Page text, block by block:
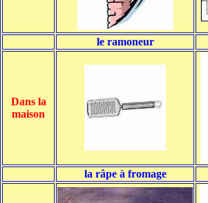
le ramoneur
Dans la
maison
la râpe à fromage